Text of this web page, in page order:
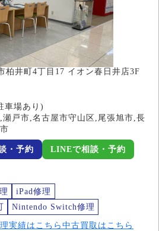
柏井町4丁目17 イオン春日井店3F
車場あり)
戸市,名古屋市守山区,尾張旭市,長
・予約 LINEで相談・予約
iPad修理
Nintendo Switch修理
実績はこちら 中古買取はこちら